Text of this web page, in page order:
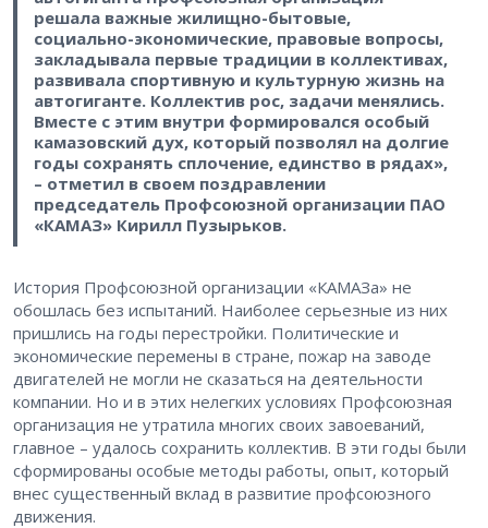
решала важные жилищно-бытовые,
социально-экономические, правовые вопросы,
закладывала первые традиции в коллективах,
развивала спортивную и культурную жизнь на
автогиганте. Коллектив рос, задачи менялись.
Вместе с этим внутри формировался особый
камазовский дух, который позволял на долгие
годы сохранять сплочение, единство в рядах»,
– отметил в своем поздравлении
председатель Профсоюзной организации ПАО
«КАМАЗ» Кирилл Пузырьков.
История Профсоюзной организации «КАМАЗа» не
обошлась без испытаний. Наиболее серьезные из них
пришлись на годы перестройки. Политические и
экономические перемены в стране, пожар на заводе
двигателей не могли не сказаться на деятельности
компании. Но и в этих нелегких условиях Профсоюзная
организация не утратила многих своих завоеваний,
главное – удалось сохранить коллектив. В эти годы были
сформированы особые методы работы, опыт, который
внес существенный вклад в развитие профсоюзного
движения.